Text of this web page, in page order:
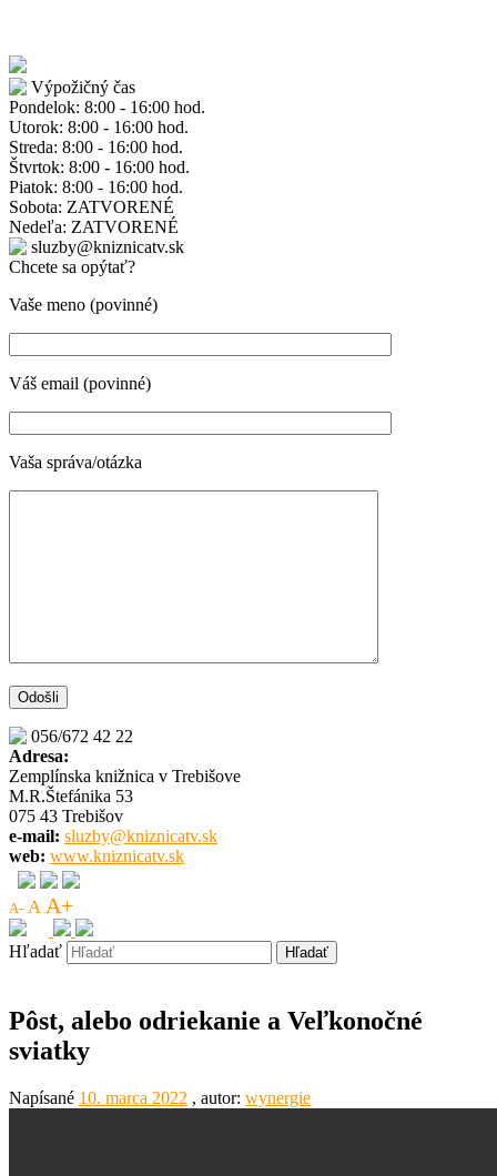
Výpožičný čas
Pondelok: 8:00 - 16:00 hod.
Utorok: 8:00 - 16:00 hod.
Streda: 8:00 - 16:00 hod.
Štvrtok: 8:00 - 16:00 hod.
Piatok: 8:00 - 16:00 hod.
Sobota: ZATVORENÉ
Nedeľa: ZATVORENÉ
sluzby@kniznicatv.sk
Chcete sa opýtať?
Vaše meno (povinné)
Váš email (povinné)
Vaša správa/otázka
056/672 42 22
Adresa:
Zemplínska knižnica v Trebišove
M.R.Štefánika 53
075 43 Trebišov
e-mail: sluzby@kniznicatv.sk
web: www.kniznicatv.sk
A- A A+
Hľadať
Pôst, alebo odriekanie a Veľkonočné
sviatky
Napísané 10. marca 2022 , autor: wynergie